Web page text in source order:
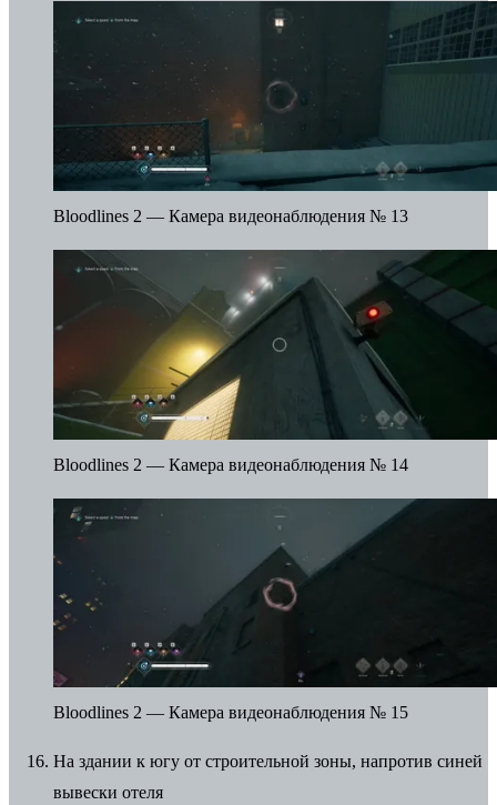
Bloodlines 2 — Камера видеонаблюдения № 13
Bloodlines 2 — Камера видеонаблюдения № 14
Bloodlines 2 — Камера видеонаблюдения № 15
На здании к югу от строительной зоны, напротив синей
вывески отеля